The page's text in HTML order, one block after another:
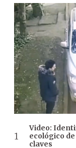
Video:
ecológico
claves